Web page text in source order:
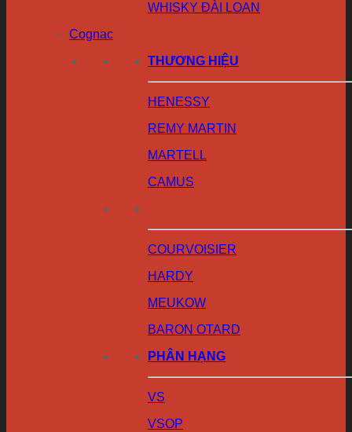
WHISKY ĐÀI LOAN
Cognac
THƯƠNG HIỆU
HENESSY
REMY MARTIN
MARTELL
CAMUS
COURVOISIER
HARDY
MEUKOW
BARON OTARD
PHÂN HẠNG
VS
VSOP